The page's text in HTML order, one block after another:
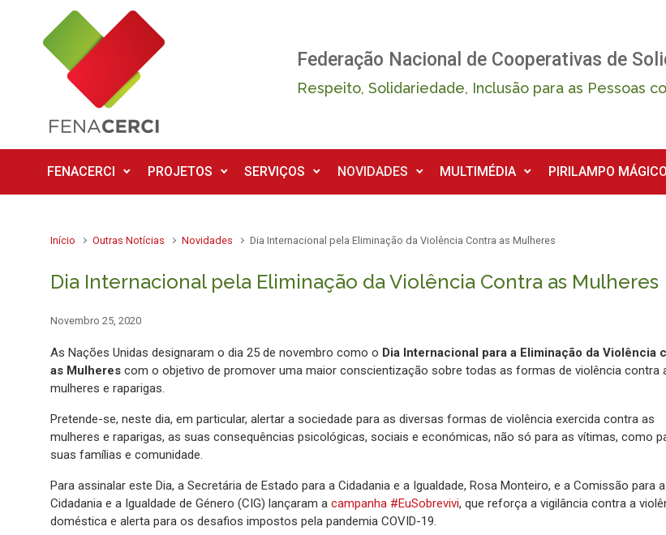
Skip to main content
Federação Nacional de Cooperativas de
Respeito, Solidariedade, Inclusão para as Pessoas
FENACERCI PROJETOS SERVIÇOS NOVIDADES MULTIMÉDIA PIRILAMPO MÁGICO
Início Outras Notícias Novidades Dia Internacional pela Eliminação da Violência Contra as Mulheres
Dia Internacional pela Eliminação da Violência Contra as Mulheres
Novembro 25, 2020
As Nações Unidas designaram o dia 25 de novembro como o Dia Internacional para a Eliminação da Violência
as Mulheres com o objetivo de promover uma maior conscientização sobre todas as formas de violência contra
mulheres e raparigas.
Pretende-se, neste dia, em particular, alertar a sociedade para as diversas formas de violência exercida contra as
mulheres e raparigas, as suas consequências psicológicas, sociais e económicas, não só para as vítimas, como
suas famílias e comunidade.
Para assinalar este Dia, a Secretária de Estado para a Cidadania e a Igualdade, Rosa Monteiro, e a Comissão para a
Cidadania e a Igualdade de Género (CIG) lançaram a campanha #EuSobrevivi, que reforça a vigilância contra a
doméstica e alerta para os desafios impostos pela pandemia COVID-19.